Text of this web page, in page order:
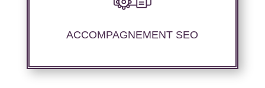
ACCOMPAGNEMENT SEO
positionnement détaillé pour vous permettre